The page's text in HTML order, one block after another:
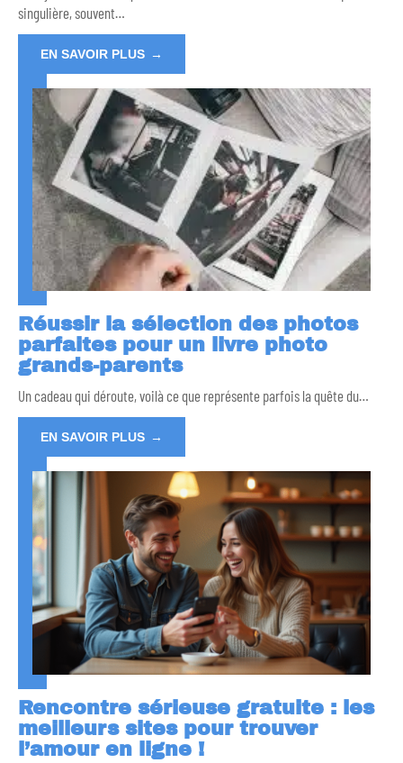
singulière, souvent…
EN SAVOIR PLUS
Réussir la sélection des photos
parfaites pour un livre photo
grands-parents
Un cadeau qui déroute, voilà ce que représente parfois la quête du…
EN SAVOIR PLUS
Rencontre sérieuse gratuite : les
meilleurs sites pour trouver
l’amour en ligne !